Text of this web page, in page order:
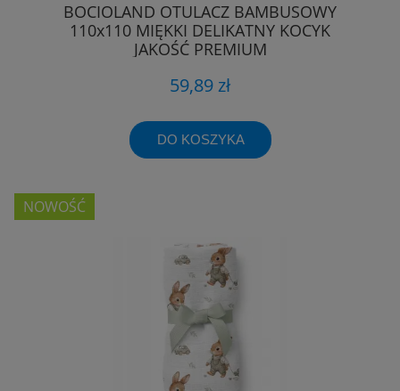
BOCIOLAND OTULACZ BAMBUSOWY
110x110 MIĘKKI DELIKATNY KOCYK
JAKOŚĆ PREMIUM
59,89 zł
DO KOSZYKA
NOWOŚĆ